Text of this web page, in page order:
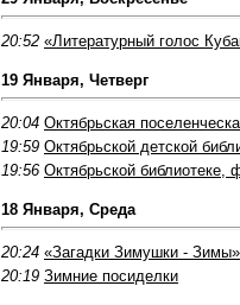
20:52 «Литературный голос
19 Января, Четверг
20:04 Октябрьская
19:59 Октябрьской детской
19:56 Октябрьской
18 Января, Среда
20:24 «Загадки Зимушки - Зимы»
20:19 Зимние посиделки